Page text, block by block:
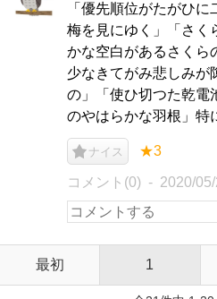
「優先順位がたがひ
梅を見にゆく」「さく
かな空白があるさくら
少なきてがみ悲しみが
の」「使ひ切つた乾電
のやはらかな羽根」特
ナイス ★3
コメント(0) 2020/
最初 1